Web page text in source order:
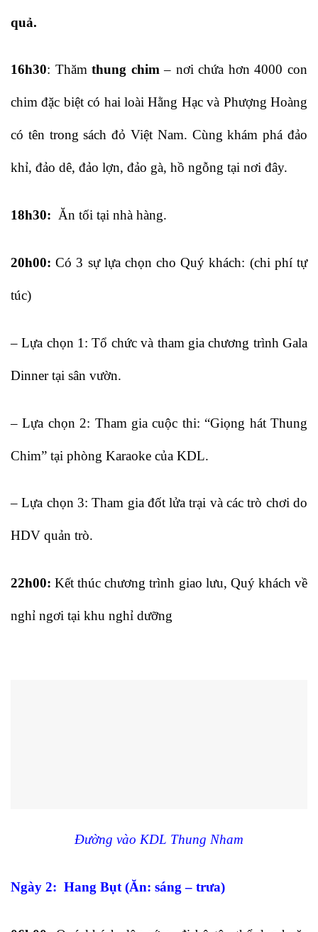
quả.
16h30: Thămthung chim– nơi chứa hơn 4000 con
chim đặc biệt có hai loài Hằng Hạc và Phượng Hoàng
có tên trong sách đỏ Việt Nam. Cùng khám phá đảo
khỉ, đảo dê, đảo lợn, đảo gà, hồ ngỗng tại nơi đây.
18h30: Ăn tối tại nhà hàng.
20h00:Có 3 sự lựa chọn cho Quý khách: (chi phí tự
túc)
– Lựa chọn 1: Tổ chức và tham gia chương trình Gala
Dinner tại sân vườn.
– Lựa chọn 2: Tham gia cuộc thi: “Giọng hát Thung
Chim” tại phòng Karaoke của KDL.
– Lựa chọn 3: Tham gia đốt lửa trại và các trò chơi do
HDV quản trò.
22h00: Kết thúc chương trình giao lưu, Quý khách về
nghỉ ngơi tại khu nghỉ dưỡng
Đường vào KDL Thung Nham
Ngày 2: Hang Bụt (Ăn: sáng – trưa)